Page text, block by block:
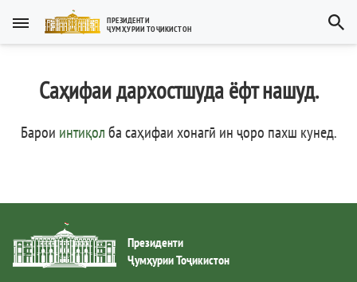
ПРЕЗИДЕНТИ
ҶУМҲУРИИ ТОҶИКИСТОН
Тоҷикӣ
Тоҷикӣ
English
العربية
Тоҷикистон
Рамзҳои давлатӣ
Президент
Ҳукумат
Саҳифаи дархостшуда ёфт нашуд.
Барои интиқолба саҳифаи хонагӣ ин ҷоро пахш кунед.
Президенти
Ҷумҳурии Тоҷикистон